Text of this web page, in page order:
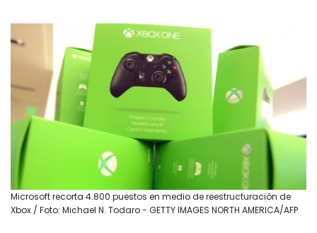
Microsoft recorta 4.800 puestos en medio de reestructuración de
Xbox / Foto: Michael N. Todaro - GETTY IMAGES NORTH AMERICA/AFP